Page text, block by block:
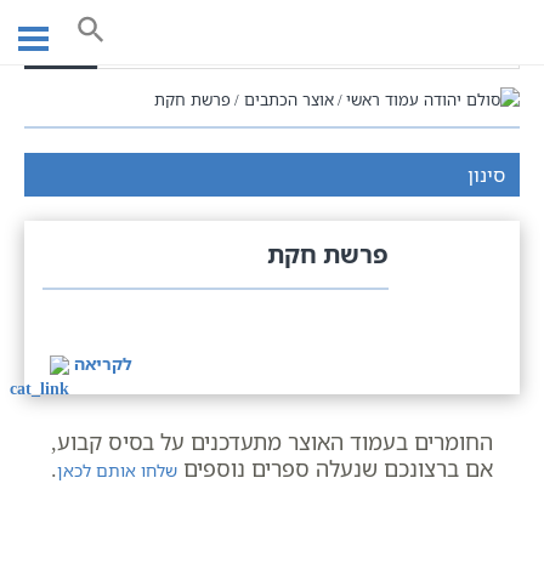
content
חיפוש
עמוד ראשי אוצר הכתבים פרשת חקת
פרשת חקת
לקריאה
החומרים בעמוד האוצר מתעדכנים על בסיס קבוע,
אם ברצונכם שנעלה ספרים נוספים שלחו אותם לכאן.
סינון